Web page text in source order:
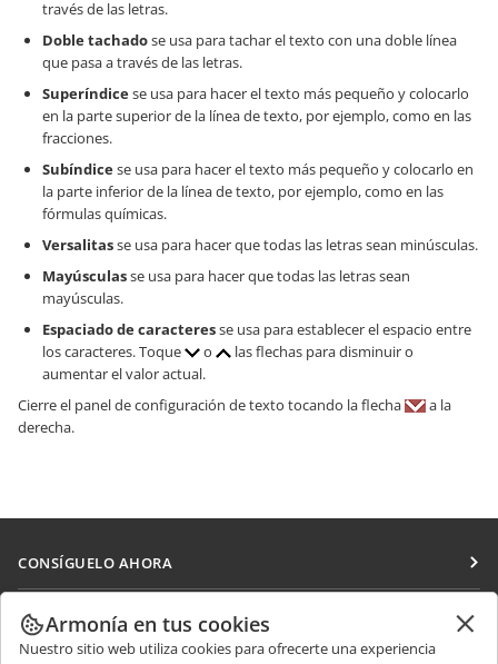
través de las letras.
Doble tachadose usa para tachar el texto con una doble línea
que pasa a través de las letras.
Superíndicese usa para hacer el texto más pequeño y colocarlo
en la parte superior de la línea de texto, por ejemplo, como en las
fracciones.
Subíndicese usa para hacer el texto más pequeño y colocarlo en
la parte inferior de la línea de texto, por ejemplo, como en las
fórmulas químicas.
Versalitasse usa para hacer que todas las letras sean minúsculas.
Mayúsculasse usa para hacer que todas las letras sean
mayúsculas.
Espaciado de caracteresse usa para establecer el espacio entre
los caracteres. Toque
o
las flechas para disminuir o
aumentar el valor actual.
Cierre el panel de configuración de texto tocando la flecha
a la
derecha.
CONSÍGUELO AHORA
Docs
DocSpace
COLABORAR
Para colaboradores
Armonía en tus cookies
Nuestro sitio web utiliza cookies para ofrecerte una experiencia